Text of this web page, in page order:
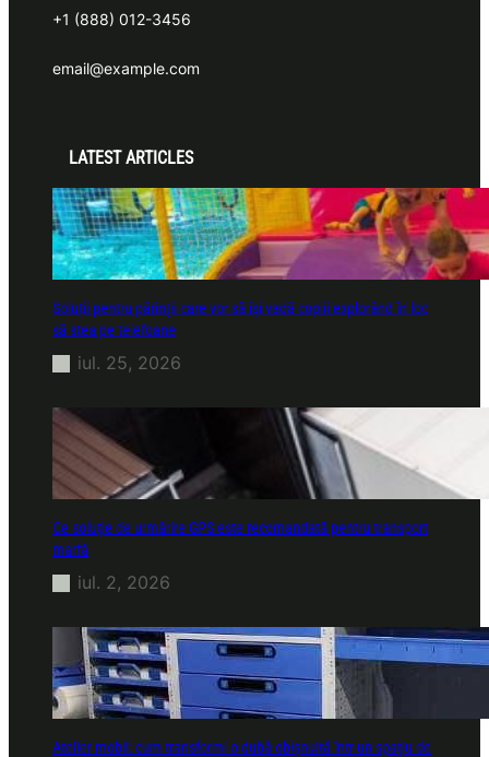
+1 (888) 012-3456
email@example.com
LATEST ARTICLES
Soluții pentru părinții care vor să își vadă copiii explorând în loc
să stea pe telefoane
iul. 25, 2026
Ce soluție de urmărire GPS este recomandată pentru transport
marfă
iul. 2, 2026
Atelier mobil: cum transformi o dubă obișnuită într-un spațiu de